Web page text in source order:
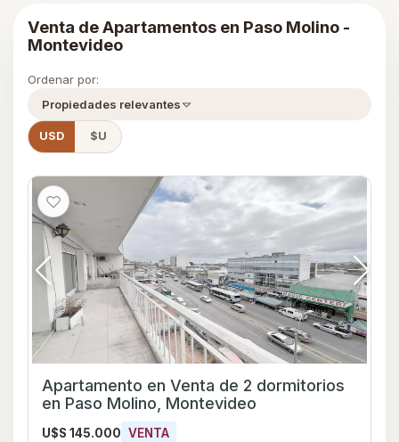
Venta de Apartamentos en Paso Molino -
Montevideo
Ordenar por:
Propiedades relevantes
USD $U
Apartamento en Venta de 2 dormitorios
en Paso Molino, Montevideo
U$S 145.000 VENTA